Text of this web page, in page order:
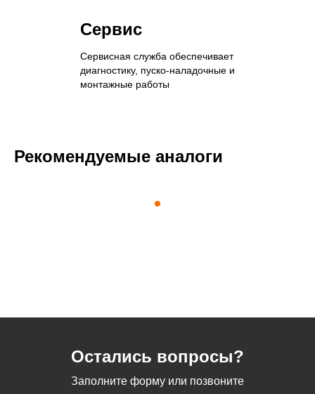
Сервис
Сервисная служба обеспечивает
диагностику, пуско-наладочные и
монтажные работы
Рекомендуемые аналоги
Остались вопросы?
Заполните форму или позвоните